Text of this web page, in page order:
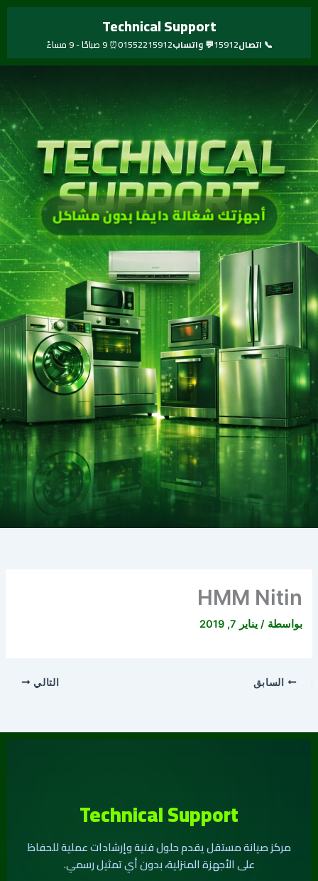
تخطي
Technical Support
📞 اتصال15912💬 واتساب01552215912⏰ 9 صباحًا - 9 مساءً
أجهزتك شغالة دايمًا بدون مشاكل
HMM Nitin
بواسطة /يناير 7, 2019
السابق التالي
Technical Support
مركز صيانة مستقل يقدم حلول فنية وإرشادات عملية للحفاظ
على الأجهزة المنزلية، بدون أي تمثيل رسمي.